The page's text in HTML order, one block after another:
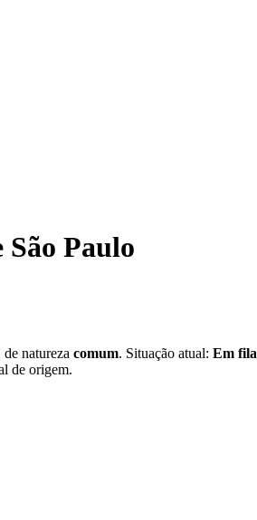
São Paulo
de natureza comum. Situação atual: Em fila
de origem.